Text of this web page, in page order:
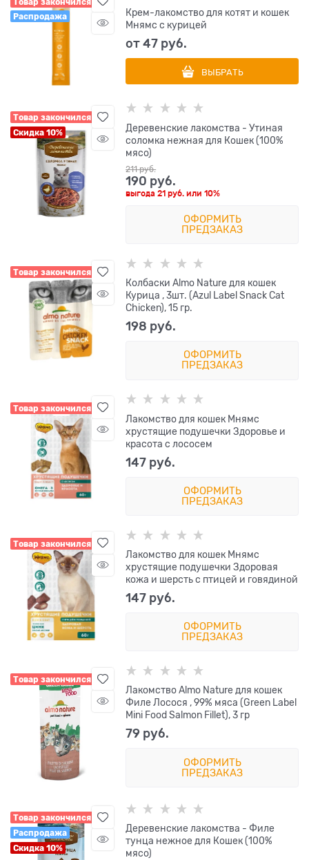
Распродажа
Крем-лакомство для котят и кошек
Мнямс с курицей
от47 руб.
ВЫБРАТЬ
Товар закончился
Скидка 10%
Деревенские лакомства - Утиная
соломка нежная для Кошек (100%
мясо)
211 руб.
190 руб.
выгода21 руб. или10%
ОФОРМИТЬ
ПРЕДЗАКАЗ
Товар закончился
Колбаски Almo Nature для кошек
Курица , 3шт. (Azul Label Snack Cat
Chicken), 15 гр.
198 руб.
ОФОРМИТЬ
ПРЕДЗАКАЗ
Товар закончился
Лакомство для кошек Мнямс
хрустящие подушечки Здоровье и
красота с лососем
147 руб.
ОФОРМИТЬ
ПРЕДЗАКАЗ
Товар закончился
Лакомство для кошек Мнямс
хрустящие подушечки Здоровая
кожа и шерсть с птицей и говядиной
147 руб.
ОФОРМИТЬ
ПРЕДЗАКАЗ
Товар закончился
Лакомство Almo Nature для кошек
Филе Лосося , 99% мяса (Green Label
Mini Food Salmon Fillet), 3 гр
79 руб.
ОФОРМИТЬ
ПРЕДЗАКАЗ
Товар закончился
Распродажа
Скидка 10%
Деревенские лакомства - Филе
тунца нежное для Кошек (100%
мясо)